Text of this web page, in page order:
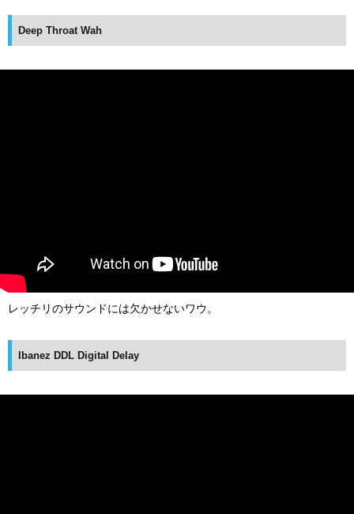
Deep Throat Wah
レッチリのサウンドには欠かせないワウ。
Ibanez DDL Digital Delay